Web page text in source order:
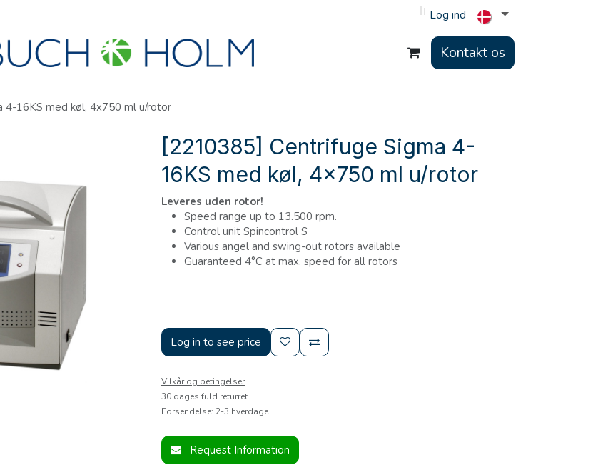
Log ind
Kontakt os
4-16KS med køl, 4x750 ml u/rotor
[2210385] Centrifuge Sigma 4-
16KS med køl, 4x750 ml u/rotor
Leveres uden rotor!
Speed range up to 13.500 rpm.
Control unit Spincontrol S
Various angel and swing-out rotors available
Guaranteed 4°C at max. speed for all rotors
Log in to see price
Vilkår og betingelser
30 dages fuld returret
Forsendelse: 2-3 hverdage
Request Information